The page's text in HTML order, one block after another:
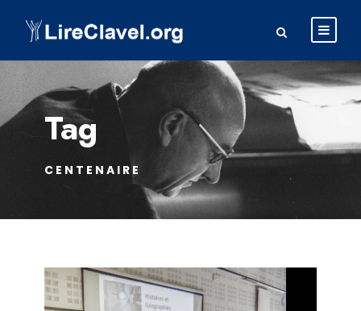
Tag
CENTENAIRE